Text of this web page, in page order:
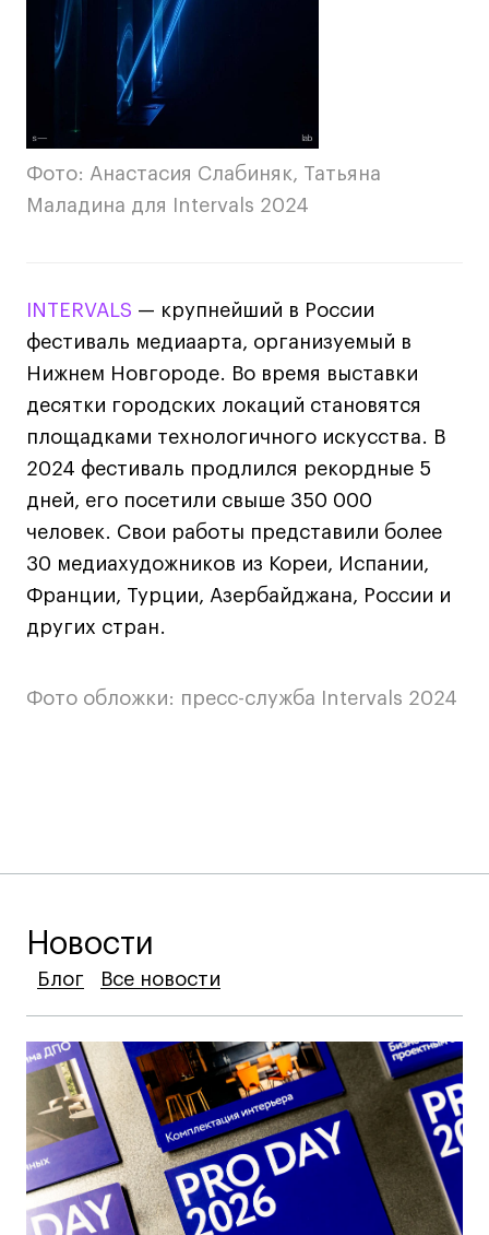
Фото: Анастасия Слабиняк, Татьяна
Маладина для Intervals 2024
INTERVALS — крупнейший в России
фестиваль медиаарта, организуемый в
Нижнем Новгороде. Во время выставки
десятки городских локаций становятся
площадками технологичного искусства. В
2024 фестиваль продлился рекордные 5
дней, его посетили свыше 350 000
человек. Свои работы представили более
30 медиахудожников из Кореи, Испании,
Франции, Турции, Азербайджана, России и
других стран.
Фото обложки: пресс-служба Intervals 2024
Новости
Блог
Блог
Блог Все новости
Все новости
Все новости